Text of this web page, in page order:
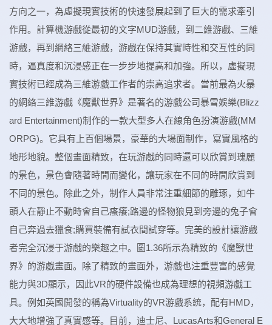
方向之一，為虛擬現實技術的快速發展起到了巨大的需求牽引
作用。計算機游戲從最初的文字MUD游戲，到二維游戲、三維
游戲，再到網絡三維游戲，游戲在保持其實時性和交互性的同
時，逼真度和沉浸感正在一步步地提高和加強。所以，虛擬現
實技術已經成為三維游戲工作者的崇高追求者。當前最為火暴
的網絡三維游戲《魔獸世界》是著名的游戲公司暴雪娛樂(Blizz
ard Entertainment)制作的一款大型多人在線角色扮演游戲(MM
ORPG)。它具有上百個場景，豪華的大場面制作，寫實風格的
地形地貌。整個畫面精致，在玩游戲的同時還可以欣賞到瑰麗
的景色，景色會隨著時間而變化，讓玩家在不同的時間欣賞到
不同的景色。除此之外，制作人員非常注重細節的雕琢，如牛
頭人在靜止不動時會自己瘙癢;路邊的怪物狼見到旁邊的兔子會
自己奔過去獵食;購買裝備有試衣間試穿等。完美的設計讓游戲
者完全沉浸于游戲的樂趣之中。圖1.36所示為精致的《魔獸世
界》的游戲畫面。除了精致的畫面外，游戲也注重豐富的感覺
能力與3D顯示，因此VR的硬件設備也成為理想的視頻游戲工
具。例如英國開發的稱為Virtuality的VR游戲系統，配有HMD，
大大地增強了真實感等。目前，迪士尼、LucasArts和General E